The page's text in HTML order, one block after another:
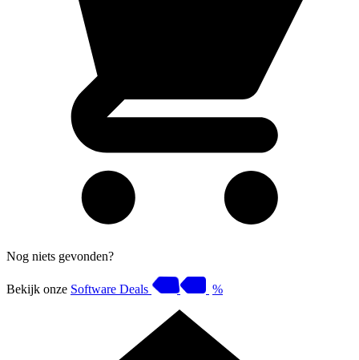
Nog niets gevonden?
Bekijk onze Software Deals %